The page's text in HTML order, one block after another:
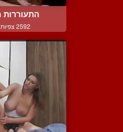
התעוררות
2592 צפיות